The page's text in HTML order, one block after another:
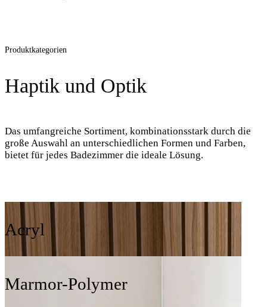
Produktkategorien
Haptik und Optik
Das umfangreiche Sortiment, kombinationsstark durch die
große Auswahl an unterschiedlichen Formen und Farben,
bietet für jedes Badezimmer die ideale Lö sung.
Acryl
Marmor-Polymer